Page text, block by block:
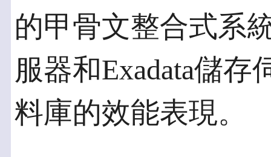
的甲骨文整合式系
服器和Exadata儲存
料庫的效能表現。